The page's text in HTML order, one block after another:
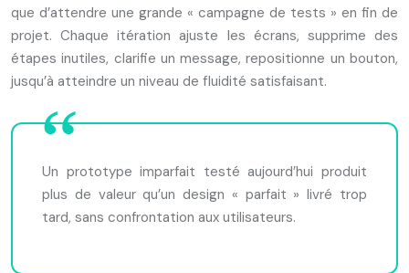
que d’attendre une grande « campagne de tests » en fin de
projet. Chaque itération ajuste les écrans, supprime des
étapes inutiles, clarifie un message, repositionne un bouton,
jusqu’à atteindre un niveau de fluidité satisfaisant.
Un prototype imparfait testé aujourd’hui produit
plus de valeur qu’un design « parfait » livré trop
tard, sans confrontation aux utilisateurs.